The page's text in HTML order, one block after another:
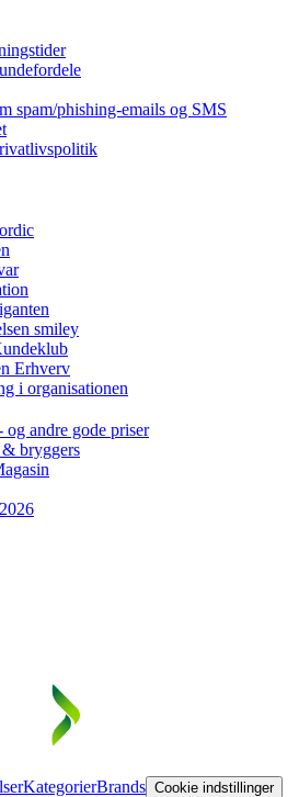
spam/phishing-emails og SMS
smiley
Erhverv
i organisationen
og andre gode priser
bryggers
KategorierBrands Cookie indstillinger